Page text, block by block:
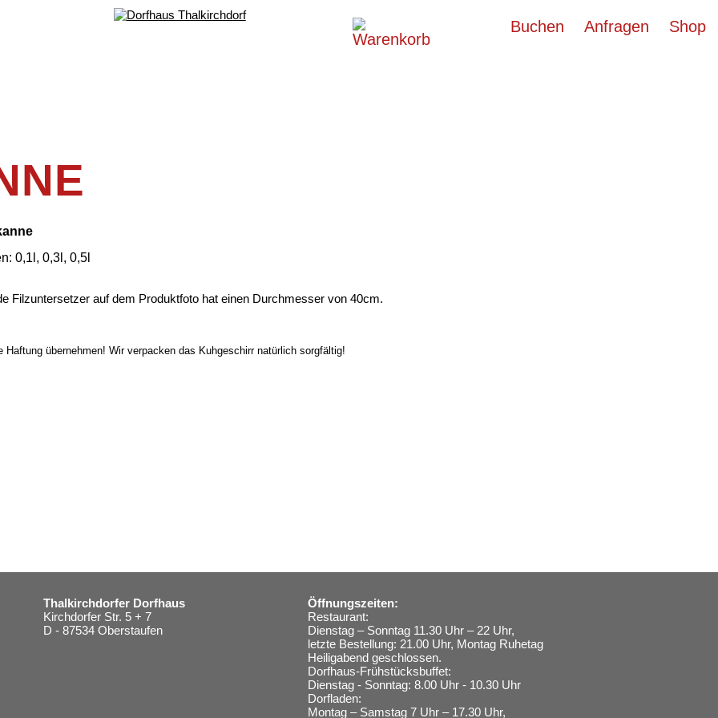
Buchen Anfragen Shop
0,1l, 0,3l, 0,5l
Filzuntersetzer auf dem Produktfoto hat einen Durchmesser von 40cm.
übernehmen! Wir verpacken das Kuhgeschirr natürlich sorgfältig!
Thalkirchdorfer Dorfhaus
Kirchdorfer Str. 5 + 7
D - 87534 Oberstaufen
Öffnungszeiten:
Restaurant:
Dienstag – Sonntag 11.30 Uhr – 22 Uhr,
letzte Bestellung: 21.00 Uhr, Montag Ruhetag
Heiligabend geschlossen.
Dorfhaus-Frühstücksbuffet:
Dienstag - Sonntag: 8.00 Uhr - 10.30 Uhr
Dorfladen:
Montag – Samstag 7 Uhr – 17.30 Uhr,